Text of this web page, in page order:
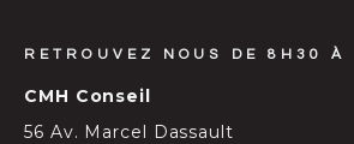
RETROUVEZ NOUS DE 8H30
CMH Conseil
56 Av. Marcel Dassault